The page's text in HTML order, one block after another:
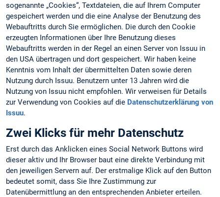
sogenannte „Cookies“, Textdateien, die auf Ihrem Computer
gespeichert werden und die eine Analyse der Benutzung des
Webauftritts durch Sie ermöglichen. Die durch den Cookie
erzeugten Informationen über Ihre Benutzung dieses
Webauftritts werden in der Regel an einen Server von Issuu in
den USA übertragen und dort gespeichert. Wir haben keine
Kenntnis vom Inhalt der übermittelten Daten sowie deren
Nutzung durch Issuu. Benutzern unter 13 Jahren wird die
Nutzung von Issuu nicht empfohlen. Wir verweisen für Details
zur Verwendung von Cookies auf die Datenschutzerklärung von
Issuu.
Zwei Klicks für mehr Datenschutz
Erst durch das Anklicken eines Social Network Buttons wird
dieser aktiv und Ihr Browser baut eine direkte Verbindung mit
den jeweiligen Servern auf. Der erstmalige Klick auf den Button
bedeutet somit, dass Sie Ihre Zustimmung zur
Datenübermittlung an den entsprechenden Anbieter erteilen.